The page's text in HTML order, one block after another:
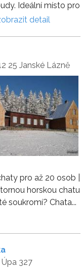
Ideální místo pro
detail
25 Janské Lázně
pro až 20 osob |
horskou chatu
soukromí? Chata...
Úpa 327